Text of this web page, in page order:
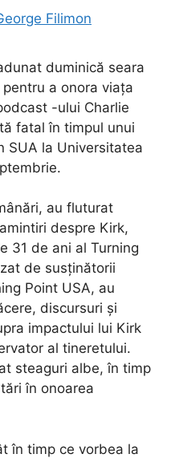
Filimon
duminică seara
a onora viața
-ului Charlie
fatal în timpul unui
SUA la Universitatea
au fluturat
despre Kirk,
31 de ani al Turning
de susținătorii
Point USA, au
discursuri și
impactului lui Kirk
al tineretului.
steaguri albe, în timp
în onoarea
în ​​timp ce vorbea la